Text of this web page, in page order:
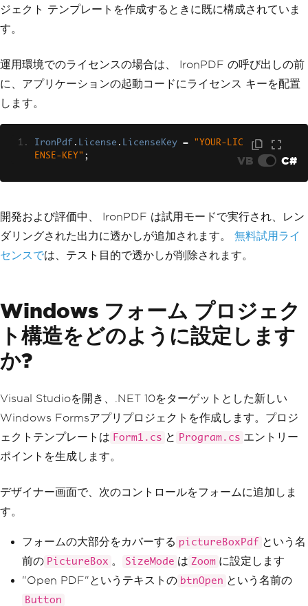
ジェクト テンプレートを作成するときに既に構成されていま
す。
運用環境でのライセンスの場合は、 IronPDF の呼び出しの前
に、アプリケーションの起動コードにライセンス キーを配置
します。
IronPdf . License . LicenseKey =
"YOUR-LIC
ENSE-KEY" ; VB C#
開発および評価中、 IronPDF は試用モードで実行され、レン
ダリングされた出力に透かしが追加されます。 無料試用ライ
センスでは、テスト目的で透かしが削除されます。
Windows フォーム プロジェク
ト構造をどのように設定します
か?
Visual Studioを開き、.NET 10をターゲットとした新しい
Windows Formsアプリプロジェクトを作成します。プロジ
ェクトテンプレートは Form1.cs と Program.cs エントリー
ポイントを生成します。
デザイナー画面で、次のコントロールをフォームに追加しま
す。
フォームの大部分をカバーする pictureBoxPdf という名
前の PictureBox 。 SizeMode は Zoom に設定します
"Open PDF"というテキストの btnOpen という名前の
Button